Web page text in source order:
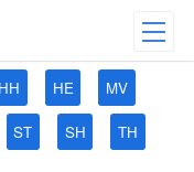
HH HE MV
ST SH TH